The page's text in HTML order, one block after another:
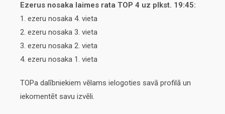
Ezerus nosaka laimes rata TOP 4 uz plkst. 19:45:
1. ezeru nosaka 4. vieta
2. ezeru nosaka 3. vieta
3. ezeru nosaka 2. vieta
4. ezeru nosaka 1. vieta
TOPa dalībniekiem vēlams ielogoties savā profilā un
iekomentēt savu izvēli.